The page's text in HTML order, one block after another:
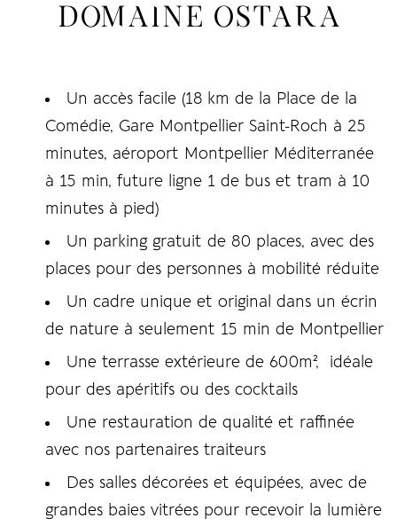
DOMAINE OSTARA
Un accès facile (18 km de la Place de la
Comédie, Gare Montpellier Saint-Roch à 25
minutes, aéroport Montpellier Méditerranée
à 15 min, future ligne 1 de bus et tram à 10
minutes à pied)
Un parking gratuit de 80 places, avec des
places pour des personnes à mobilité réduite
Un cadre unique et original dans un écrin
de nature à seulement 15 min de Montpellier
Une terrasse extérieure de 600m², idéale
pour des apéritifs ou des cocktails
Une restauration de qualité et raffinée
avec nos partenaires traiteurs
Des salles décorées et équipées, avec de
grandes baies vitrées pour recevoir la lumière